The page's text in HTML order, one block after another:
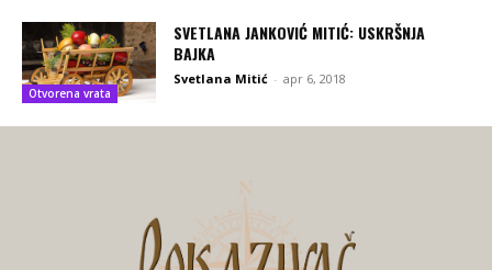
Otvorena vrata
SVETLANA JANKOVIĆ MITIĆ: USKRŠNJA
BAJKA
Svetlana Mitić - apr 6, 2018